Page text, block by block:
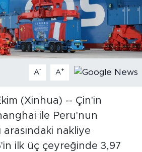
A- A+
(Xinhua) -- Çin'in
ile Peru'nun
arasındaki nakliye
ilk üç çeyreğinde 3,97